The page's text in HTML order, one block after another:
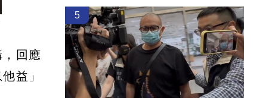
回應
益」
5